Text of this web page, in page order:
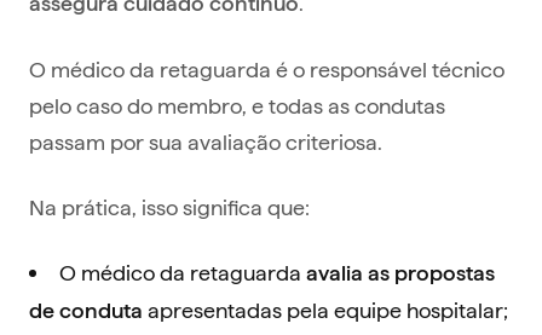
O médico da retaguarda é o responsável técnico
pelo caso do membro, e todas as condutas
passam por sua avaliação criteriosa.
Na prática, isso significa que:
O médico da retaguarda avalia as propostas
de conduta apresentadas pela equipe hospitalar;